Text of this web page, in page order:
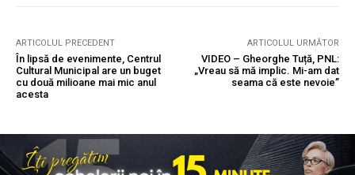
ARTICOLUL PRECEDENT
În lipsă de evenimente, Centrul
Cultural Municipal are un buget
cu două milioane mai mic anul
acesta
ARTICOLUL URMĂTOR
VIDEO – Gheorghe Tuță, PNL:
„Vreau să mă implic. Mi-am dat
seama că este nevoie”